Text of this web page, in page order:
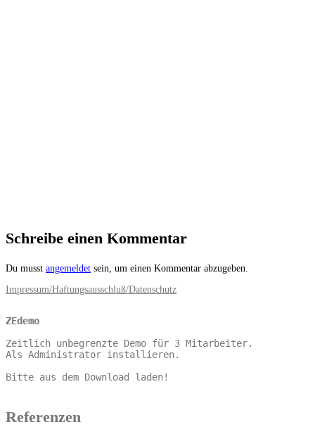
Schreibe einen Kommentar
Du musst angemeldet sein, um einen Kommentar abzugeben.
Impressum/Haftungsausschluß/Datenschutz
ZEdemo
Zeitlich unbegrenzte Demo für 3 Mitarbeiter.
Als Administrator installieren.
Bitte aus dem Download laden!
Referenzen